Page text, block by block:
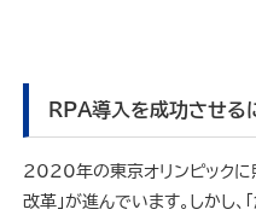
RPA導入を成功させる
2020年の東京オリンピックに
改革」が進んでいます。しかし